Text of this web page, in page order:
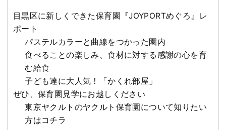
目黒区に新しくできた保育園『JOYPORTめぐろ』レ
ポート
パステルカラーと曲線をつかった園内
食べることの楽しみ、食材に対する感謝の心を育
む給食
子ども達に大人気！「かくれ部屋」
ぜひ、保育園見学にお越しください
東京ヤクルトのヤクルト保育園について知りたい
方はコチラ